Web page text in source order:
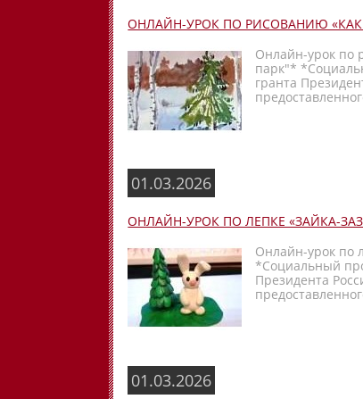
ОНЛАЙН-УРОК ПО РИСОВАНИЮ
Онлайн-урок по
парк"*
гранта
01.03.2026
ОНЛАЙН-УРОК ПО ЛЕПКЕ «ЗАЙКА-
Онлайн-урок по
*Социальный
Президента
01.03.2026